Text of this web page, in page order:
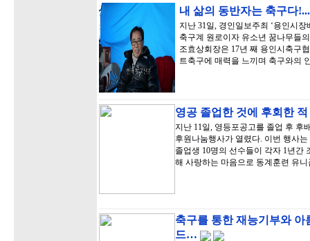
내 삶의 동반자는 축구다
지난 31일, 경인일보주최 ‘용인시
축구계 원로이자 유소년 꿈나무들
조효상회장은 17년 째 용인시축구
트축구에 매력을 느끼며 축구와의
영공 졸업한 것에 후회한
지난 11일, 영등포공고를 졸업 후 후
후원나눔행사가 열렸다. 이번 행사
졸업생 10명의 선수들이 각자 1년간
해 사랑하는 마음으로 동계훈련 유
축구를 통한 재능기부와
드…